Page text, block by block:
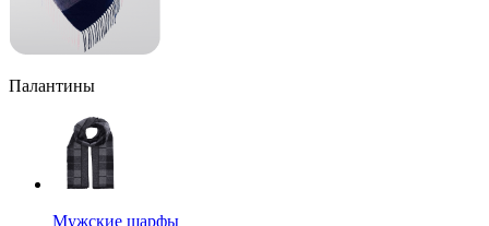
Палантины
Мужские шарфы